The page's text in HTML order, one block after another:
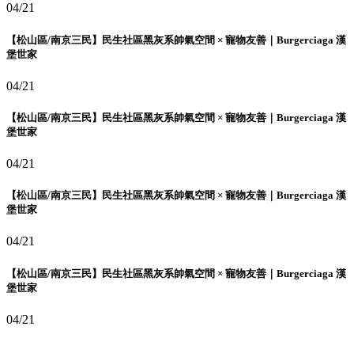
04/21
【松山區/南京三民】民生社區黑灰系帥氣空間 × 寵物友善｜Burgerciaga 漢
堡世家
04/21
【松山區/南京三民】民生社區黑灰系帥氣空間 × 寵物友善｜Burgerciaga 漢
堡世家
04/21
【松山區/南京三民】民生社區黑灰系帥氣空間 × 寵物友善｜Burgerciaga 漢
堡世家
04/21
【松山區/南京三民】民生社區黑灰系帥氣空間 × 寵物友善｜Burgerciaga 漢
堡世家
04/21